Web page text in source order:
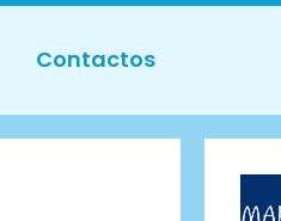
Contactos